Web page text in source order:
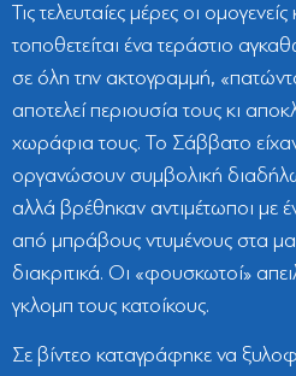
Τις τελευταίες μέρες οι
τοποθετείται ένα τεράστιο
σε όλη την ακτογραμμή,
αποτελεί περιουσία τους κι
χωράφια τους. Το Σάββατο
οργανώσουν συμβολική
αλλά βρέθηκαν αντιμέτωποι με
από μπράβους ντυμένους στα
διακριτικά. Οι «φουσκωτοί»
γκλομπ τους κατοίκους.
Σε βίντεο καταγράφηκε να